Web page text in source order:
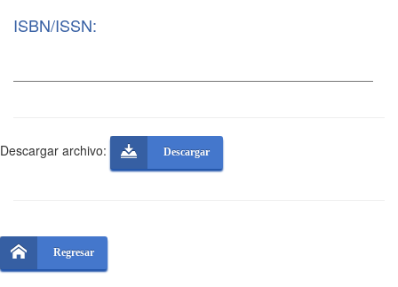
ISBN/ISSN:
Descargar archivo: Descargar
Regresar